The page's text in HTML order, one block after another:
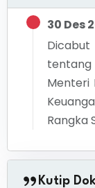
30 Des
Menteri
Rangka
Kutip